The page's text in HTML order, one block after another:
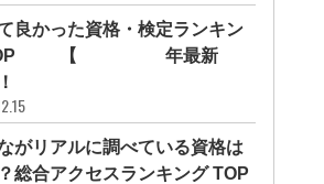
良かった資格・検定ランキン
【2026年最新
がリアルに調べている資格は
総合アクセスランキング TOP